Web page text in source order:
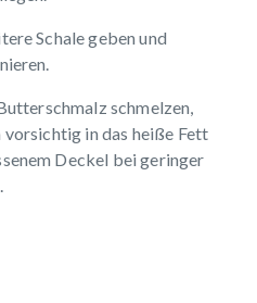
Schale geben und
schmelzen,
in das heiße Fett
Deckel bei geringer